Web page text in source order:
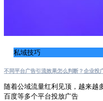
私域技巧
不同平台广告引流效果怎么判断？企业投
随着公域流量红利见顶，越来越
百度等多个平台投放广告